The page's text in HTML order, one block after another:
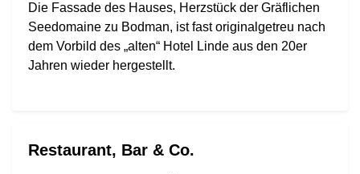
Die Fassade des Hauses, Herzstück der Gräflichen
Seedomaine zu Bodman, ist fast originalgetreu nach
dem Vorbild des „alten“ Hotel Linde aus den 20er
Jahren wieder hergestellt.
Restaurant, Bar & Co.